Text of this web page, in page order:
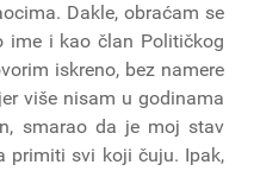
Dakle, obraćam se
ime i kao član Političkog
iskreno, bez namere
više nisam u godinama
smarao da je moj stav
primiti svi koji čuju. Ipak,